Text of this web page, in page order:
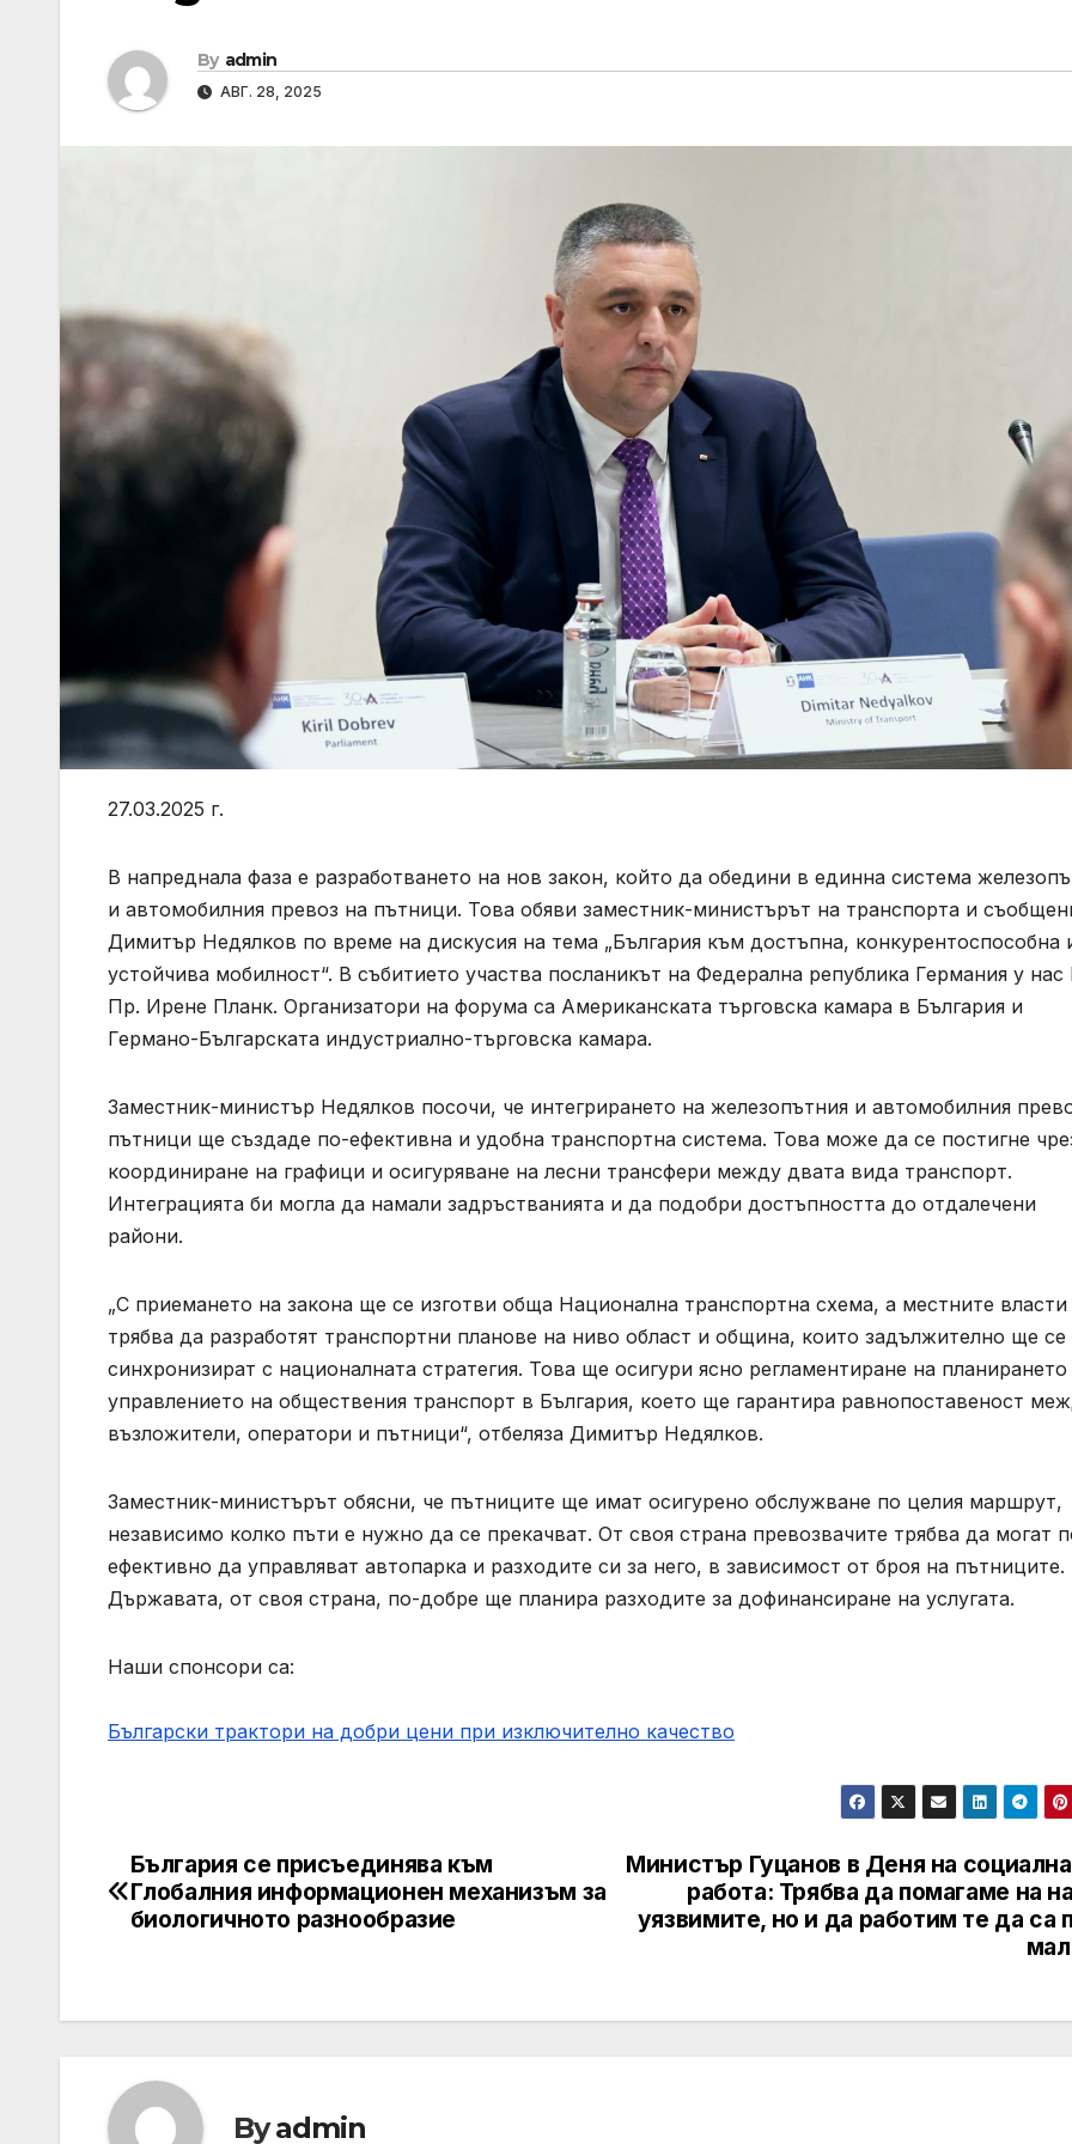
By admin
АВГ. 28, 2025
27.03.2025 г.
В напреднала фаза е разработването на нов закон, който да обедини в единна система
и автомобилния превоз на пътници. Това обяви заместник-министърът на транспорта и
Димитър Недялков по време на дискусия на тема „България към достъпна, конкурентоспособна
устойчива мобилност“. В събитието участва посланикът на Федерална република Германия у нас
Пр. Ирене Планк. Организатори на форума са Американската търговска камара в България и
Германо-Българската индустриално-търговска камара.
Заместник-министър Недялков посочи, че интегрирането на железопътния и автомобилния
пътници ще създаде по-ефективна и удобна транспортна система. Това може да се постигне
координиране на графици и осигуряване на лесни трансфери между двата вида транспорт.
Интеграцията би могла да намали задръстванията и да подобри достъпността до отдалечени
райони.
„С приемането на закона ще се изготви обща Национална транспортна схема, а местните власти
трябва да разработят транспортни планове на ниво област и община, които задължително ще се
синхронизират с националната стратегия. Това ще осигури ясно регламентиране на
управлението на обществения транспорт в България, което ще гарантира равнопоставеност
възложители, оператори и пътници“, отбеляза Димитър Недялков.
Заместник-министърът обясни, че пътниците ще имат осигурено обслужване по целия маршрут,
независимо колко пъти е нужно да се прекачват. От своя страна превозвачите трябва да могат
ефективно да управляват автопарка и разходите си за него, в зависимост от броя на пътниците.
Държавата, от своя страна, по-добре ще планира разходите за дофинансиране на услугата.
Наши спонсори са:
Български трактори на добри цени при изключително качество
Навигация
Министър Гуцанов в Деня на
работа: Трябва да помагаме на
уязвимите, но и да работим те да са
България се присъединява към
Глобалния информационен механизъм за
биологичното разнообразие
Byadmin